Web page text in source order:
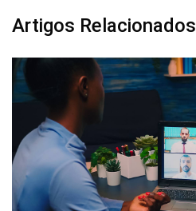
Artigos Relacionados